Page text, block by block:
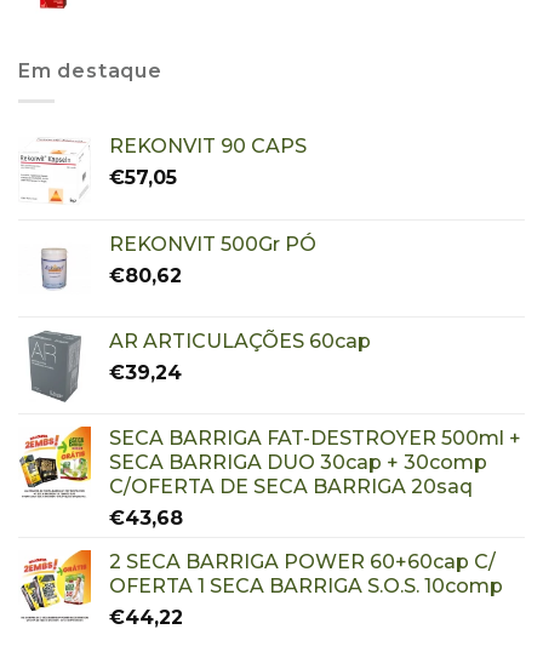
Em destaque
REKONVIT 90 CAPS
€57,05
REKONVIT 500Gr PÓ
€80,62
AR ARTICULAÇÕES 60cap
€39,24
SECA BARRIGA FAT-DESTROYER 500ml +
SECA BARRIGA DUO 30cap + 30comp
C/OFERTA DE SECA BARRIGA 20saq
€43,68
2 SECA BARRIGA POWER 60+60cap C/
OFERTA 1 SECA BARRIGA S.O.S. 10comp
€44,22